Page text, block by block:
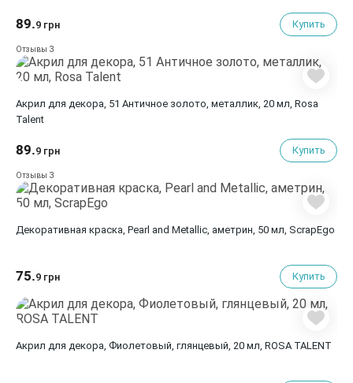
89.9 грн Купить
Отзывы 3
Акрил для декора, 51 Античное золото, металлик, 20 мл, Rosa
Talent
89.9 грн Купить
Отзывы 3
Декоративная краска, Pearl and Metallic, аметрин, 50 мл, ScrapEgo
75.9 грн Купить
Акрил для декора, Фиолетовый, глянцевый, 20 мл, ROSA TALENT